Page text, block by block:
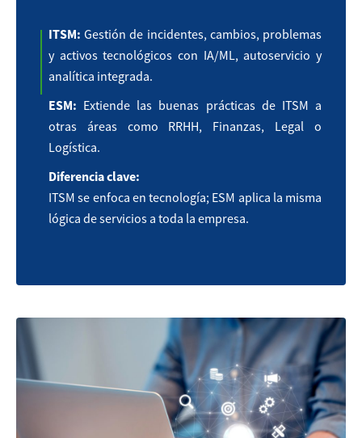
ITSM: Gestión de incidentes, cambios, problemas
y activos tecnológicos con IA/ML, autoservicio y
analítica integrada.
ESM: Extiende las buenas prácticas de ITSM a
otras áreas como RRHH, Finanzas, Legal o
Logística.
Diferencia clave:
ITSM se enfoca en tecnología; ESM aplica la misma
lógica de servicios a toda la empresa.